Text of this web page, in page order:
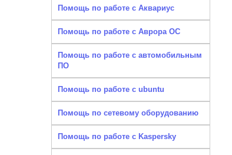
Помощь по работе с Аквариус
Помощь по работе с Аврора ОС
Помощь по работе с автомобильным
ПО
Помощь по работе с ubuntu
Помощь по сетевому оборудованию
Помощь по работе с Kaspersky